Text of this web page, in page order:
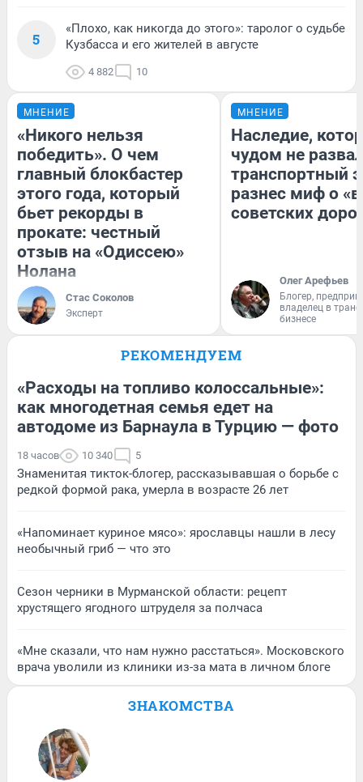
5
«Плохо, как никогда до этого»: таролог о судьбе
Кузбасса и его жителей в августе
4 882 10
МНЕНИЕ
«Никого нельзя
победить». О чем
главный блокбастер
этого года, который
бьет рекорды в
прокате: честный
отзыв на «Одиссею»
Нолана
Стас Соколов
Эксперт
МНЕНИЕ
Наследие,
чудом не
транспортный
разнес миф о
советских
Олег Арефьев
Блогер,
владелец в
бизнесе
РЕКОМЕНДУЕМ
«Расходы на топливо колоссальные»:
как многодетная семья едет на
автодоме из Барнаула в Турцию — фото
18 часов 10 340 5
Знаменитая тикток-блогер, рассказывавшая о борьбе с
редкой формой рака, умерла в возрасте 26 лет
«Напоминает куриное мясо»: ярославцы нашли в лесу
необычный гриб — что это
Сезон черники в Мурманской области: рецепт
хрустящего ягодного штруделя за полчаса
«Мне сказали, что нам нужно расстаться». Московского
врача уволили из клиники из-за мата в личном блоге
ЗНАКОМСТВА